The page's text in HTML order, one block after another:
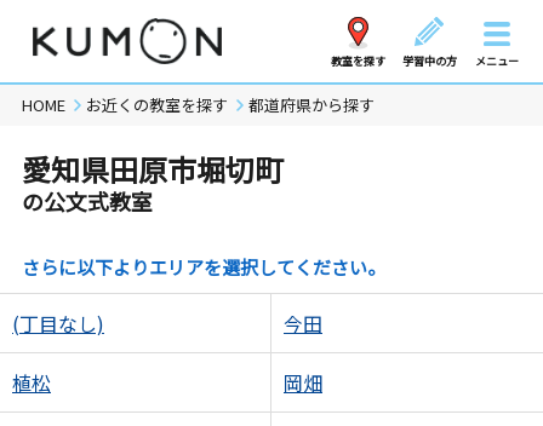
教室を探す 学習中の方 メニュー
HOME お近くの教室を探す 都道府県から探す
愛知県田原市堀切町
の公文式教室
さらに以下よりエリアを選択してください。
(丁目なし) 今田
植松 岡畑